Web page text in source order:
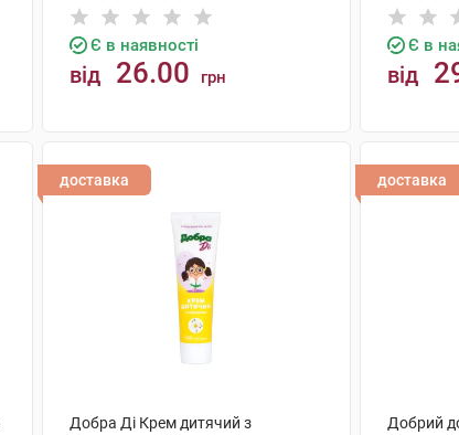
Є в наявності
від 26.00 грн
Є в
від
доставка
Добра Ді Крем дитячий з
доставка
Добрий